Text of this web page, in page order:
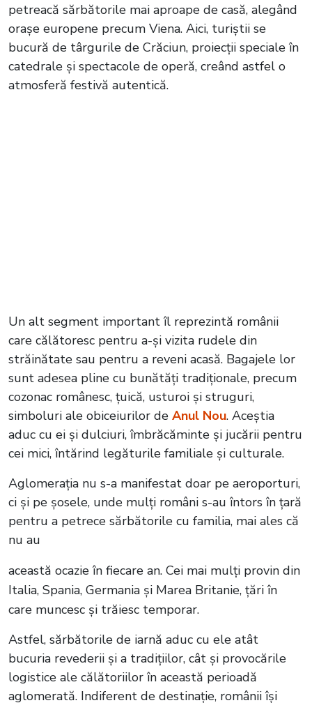
petreacă sărbătorile mai aproape de casă, alegând
orașe europene precum Viena. Aici, turiștii se
bucură de târgurile de Crăciun, proiecții speciale în
catedrale și spectacole de operă, creând astfel o
atmosferă festivă autentică.
Un alt segment important îl reprezintă românii
care călătoresc pentru a-și vizita rudele din
străinătate sau pentru a reveni acasă. Bagajele lor
sunt adesea pline cu bunătăți tradiționale, precum
cozonac românesc, țuică, usturoi și struguri,
simboluri ale obiceiurilor de Anul Nou. Aceștia
aduc cu ei și dulciuri, îmbrăcăminte și jucării pentru
cei mici, întărind legăturile familiale și culturale.
Aglomerația nu s-a manifestat doar pe aeroporturi,
ci și pe șosele, unde mulți români s-au întors în țară
pentru a petrece sărbătorile cu familia, mai ales că
nu au
această ocazie în fiecare an. Cei mai mulți provin din
Italia, Spania, Germania și Marea Britanie, țări în
care muncesc și trăiesc temporar.
Astfel, sărbătorile de iarnă aduc cu ele atât
bucuria revederii și a tradițiilor, cât și provocările
logistice ale călătoriilor în această perioadă
aglomerată. Indiferent de destinație, românii își